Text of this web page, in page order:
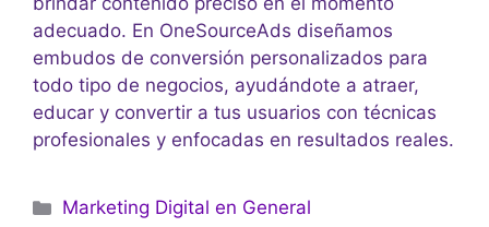
adecuado. En OneSourceAds diseñamos
embudos de conversión personalizados para
todo tipo de negocios, ayudándote a atraer,
educar y convertir a tus usuarios con técnicas
profesionales y enfocadas en resultados reales.
Marketing Digital en General